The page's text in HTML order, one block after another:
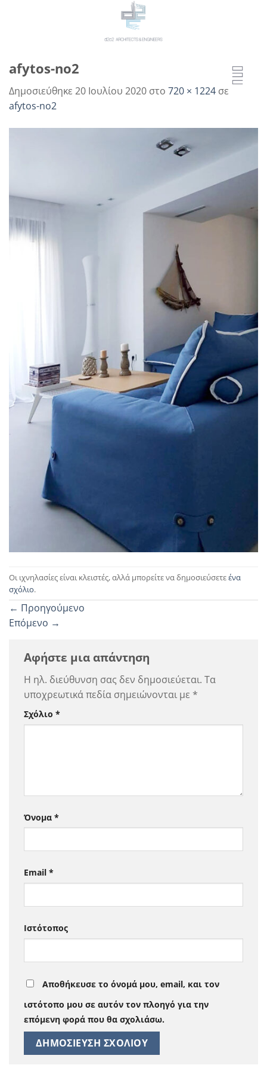
afytos-no2
Δημοσιεύθηκε 20 Ιουλίου 2020 στο 720 × 1224 σε
afytos-no2
Οι ιχνηλασίες είναι κλειστές, αλλά μπορείτε να δημοσιεύσετεένα
σχόλιο.
← Προηγούμενο
Επόμενο →
Αφήστε μια απάντηση
Η ηλ. διεύθυνση σας δεν δημοσιεύεται. Τα
υποχρεωτικά πεδία σημειώνονται με *
Σχόλιο *
Όνομα *
Email *
Ιστότοπος
Αποθήκευσε το όνομά μου, email, και τον
ιστότοπο μου σε αυτόν τον πλοηγό για την
επόμενη φορά που θα σχολιάσω.